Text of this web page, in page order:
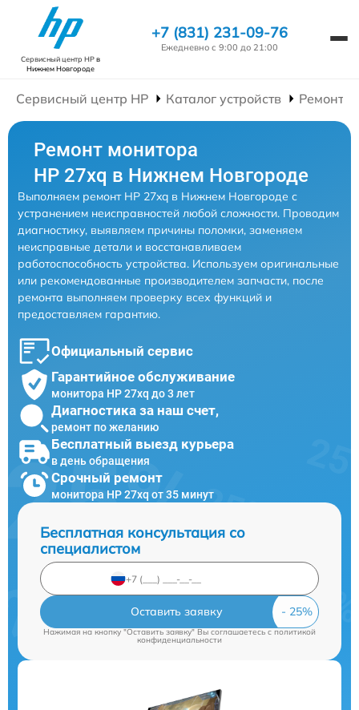
Сервисный центр HPв
Нижнем Новгороде
+7 (831) 231-09-76
Ежедневно с 9:00 до 21:00
Сервисный центр HP Каталог устройств Ремонт
Ремонт монитора
HP 27xq в Нижнем Новгороде
Выполняем ремонт HP 27xq в Нижнем Новгороде с
устранением неисправностей любой сложности. Проводим
диагностику, выявляем причины поломки, заменяем
неисправные детали и восстанавливаем
работоспособность устройства. Используем оригинальные
или рекомендованные производителем запчасти, после
ремонта выполняем проверку всех функций и
предоставляем гарантию.
Официальный сервис
Гарантийное обслуживание
монитора HP 27xq до 3 лет
Диагностика за наш счет,
ремонт по желанию
Бесплатный выезд курьера
в день обращения
Срочный ремонт
монитора HP 27xq от 35 минут
Бесплатная консультация со
специалистом
Оставить заявку
Нажимая на кнопку "Оставить заявку" Вы соглашаетесь cполитикой
конфиденциальности